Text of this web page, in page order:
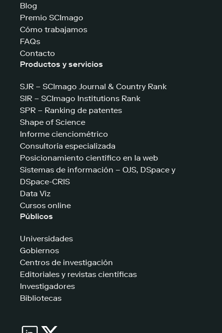
Blog
Premio SCImago
Cómo trabajamos
FAQs
Contacto
Productos y servicios
SJR – SCImago Journal & Country Rank
SIR – SCImago Institutions Rank
SPR – Ranking de patentes
Shape of Science
Informe cienciométrico
Consultoría especializada
Posicionamiento científico en la web
Sistemas de información – OJS, DSpace y
DSpace-CRIS
Data Viz
Cursos online
Públicos
Universidades
Gobiernos
Centros de investigación
Editoriales y revistas científicas
Investigadores
Bibliotecas